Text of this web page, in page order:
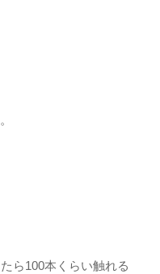
ら100本くらい触れる